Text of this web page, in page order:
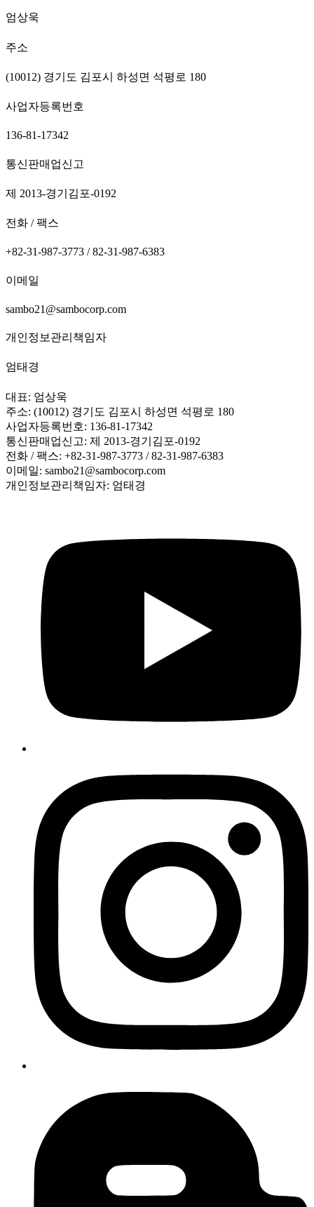
엄상욱
주소
(10012) 경기도 김포시 하성면 석평로 180
사업자등록번호
136-81-17342
통신판매업신고
제 2013-경기김포-0192
전화 / 팩스
+82-31-987-3773 / 82-31-987-6383
이메일
sambo21@sambocorp.com
개인정보관리책임자
엄태경
대표: 엄상욱
주소: (10012) 경기도 김포시 하성면 석평로 180
사업자등록번호: 136-81-17342
통신판매업신고: 제 2013-경기김포-0192
전화 / 팩스: +82-31-987-3773 / 82-31-987-6383
이메일: sambo21@sambocorp.com
개인정보관리책임자: 엄태경